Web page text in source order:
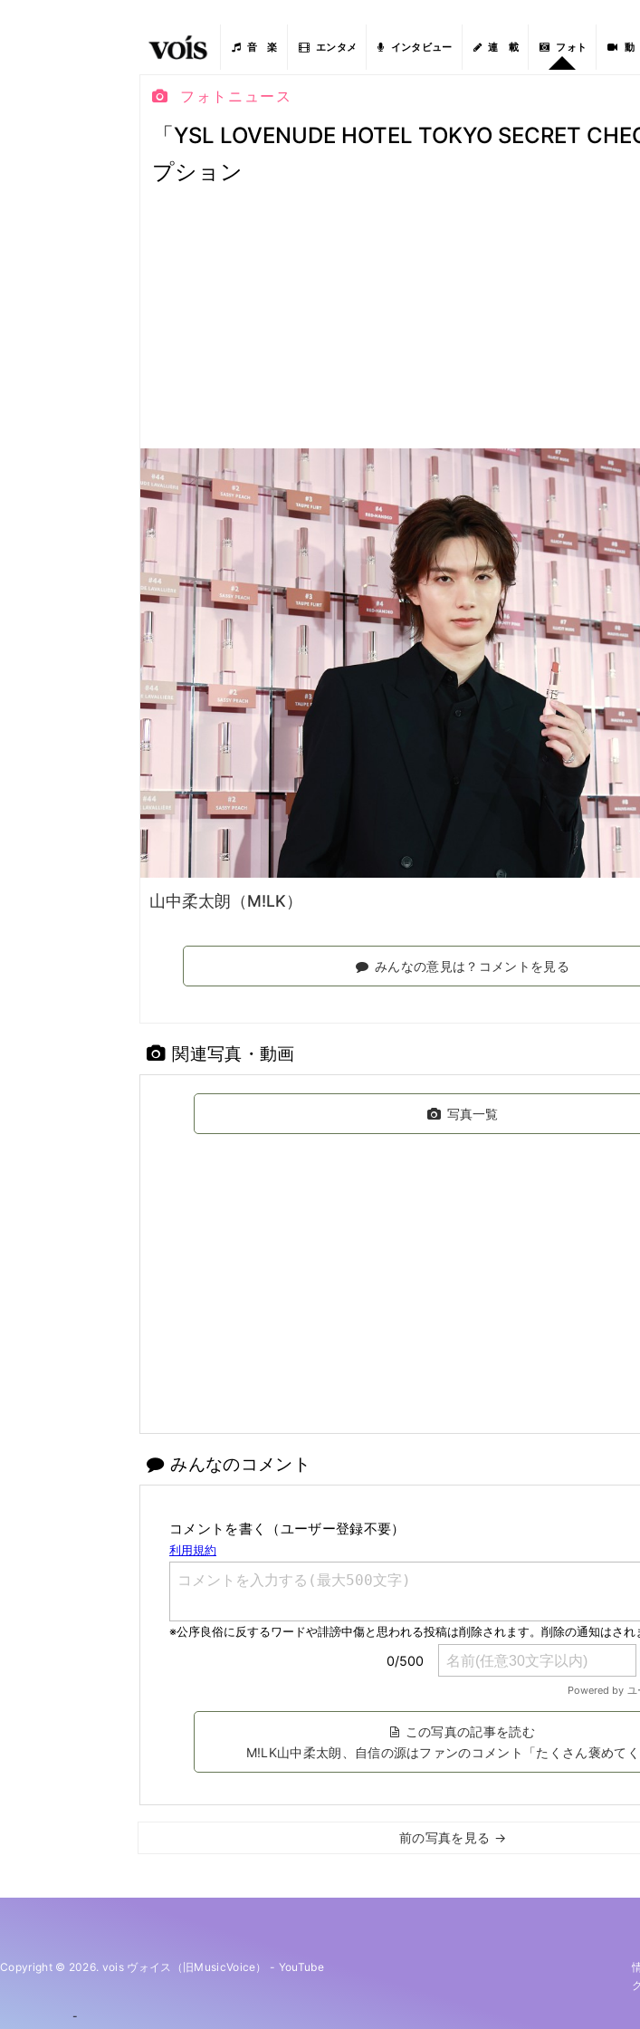
音 楽 エンタメ インタビュー 連 載 フォト 動
フォトニュース
「YSL LOVENUDE HOTEL TOKYO SECRET
プション
山中柔太朗（M!LK）
みんなの意見は？コメントを見る
関連写真・動画
写真一覧
みんなのコメント
コメントを書く（ユーザー登録不要）
この写真の記事を読む
M!LK山中柔太朗、自信の源はファンのコメント「たくさん褒めてく
前の写真を見る →
Copyright © 2026. vois ヴォイス（旧MusicVoice） - YouTube
-